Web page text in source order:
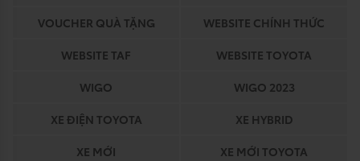
VOUCHER QUÀ TẶNG
WEBSITE CHÍNH THỨC
WEBSITE TAF
WEBSITE TOYOTA
WIGO
WIGO 2023
XE ĐIỆN TOYOTA
XE HYBRID
XE MỚI
XE MỚI TOYOTA